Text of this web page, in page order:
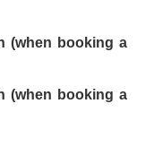
(when booking a
(when booking a